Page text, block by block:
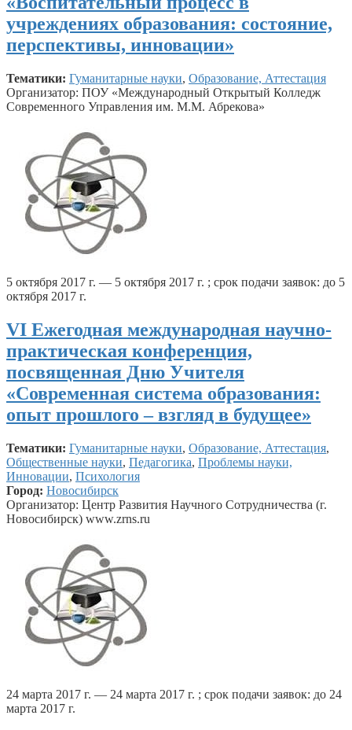
учреждениях образования: состояние,
перспективы, инновации»
Тематики: Гуманитарные науки, Образование, Аттестация
Организатор: ПОУ «Международный Открытый Колледж
Современного Управления им. М.М. Абрекова»
5 октября 2017 г. — 5 октября 2017 г. ; срок подачи заявок: до 5
октября 2017 г.
VI Ежегодная международная научно-
практическая конференция,
посвященная Дню Учителя
«Современная система образования:
опыт прошлого – взгляд в будущее»
Тематики: Гуманитарные науки, Образование, Аттестация,
Общественные науки, Педагогика, Проблемы науки,
Инновации, Психология
Город: Новосибирск
Организатор: Центр Развития Научного Сотрудничества (г.
Новосибирск) www.zrns.ru
24 марта 2017 г. — 24 марта 2017 г. ; срок подачи заявок: до 24
марта 2017 г.